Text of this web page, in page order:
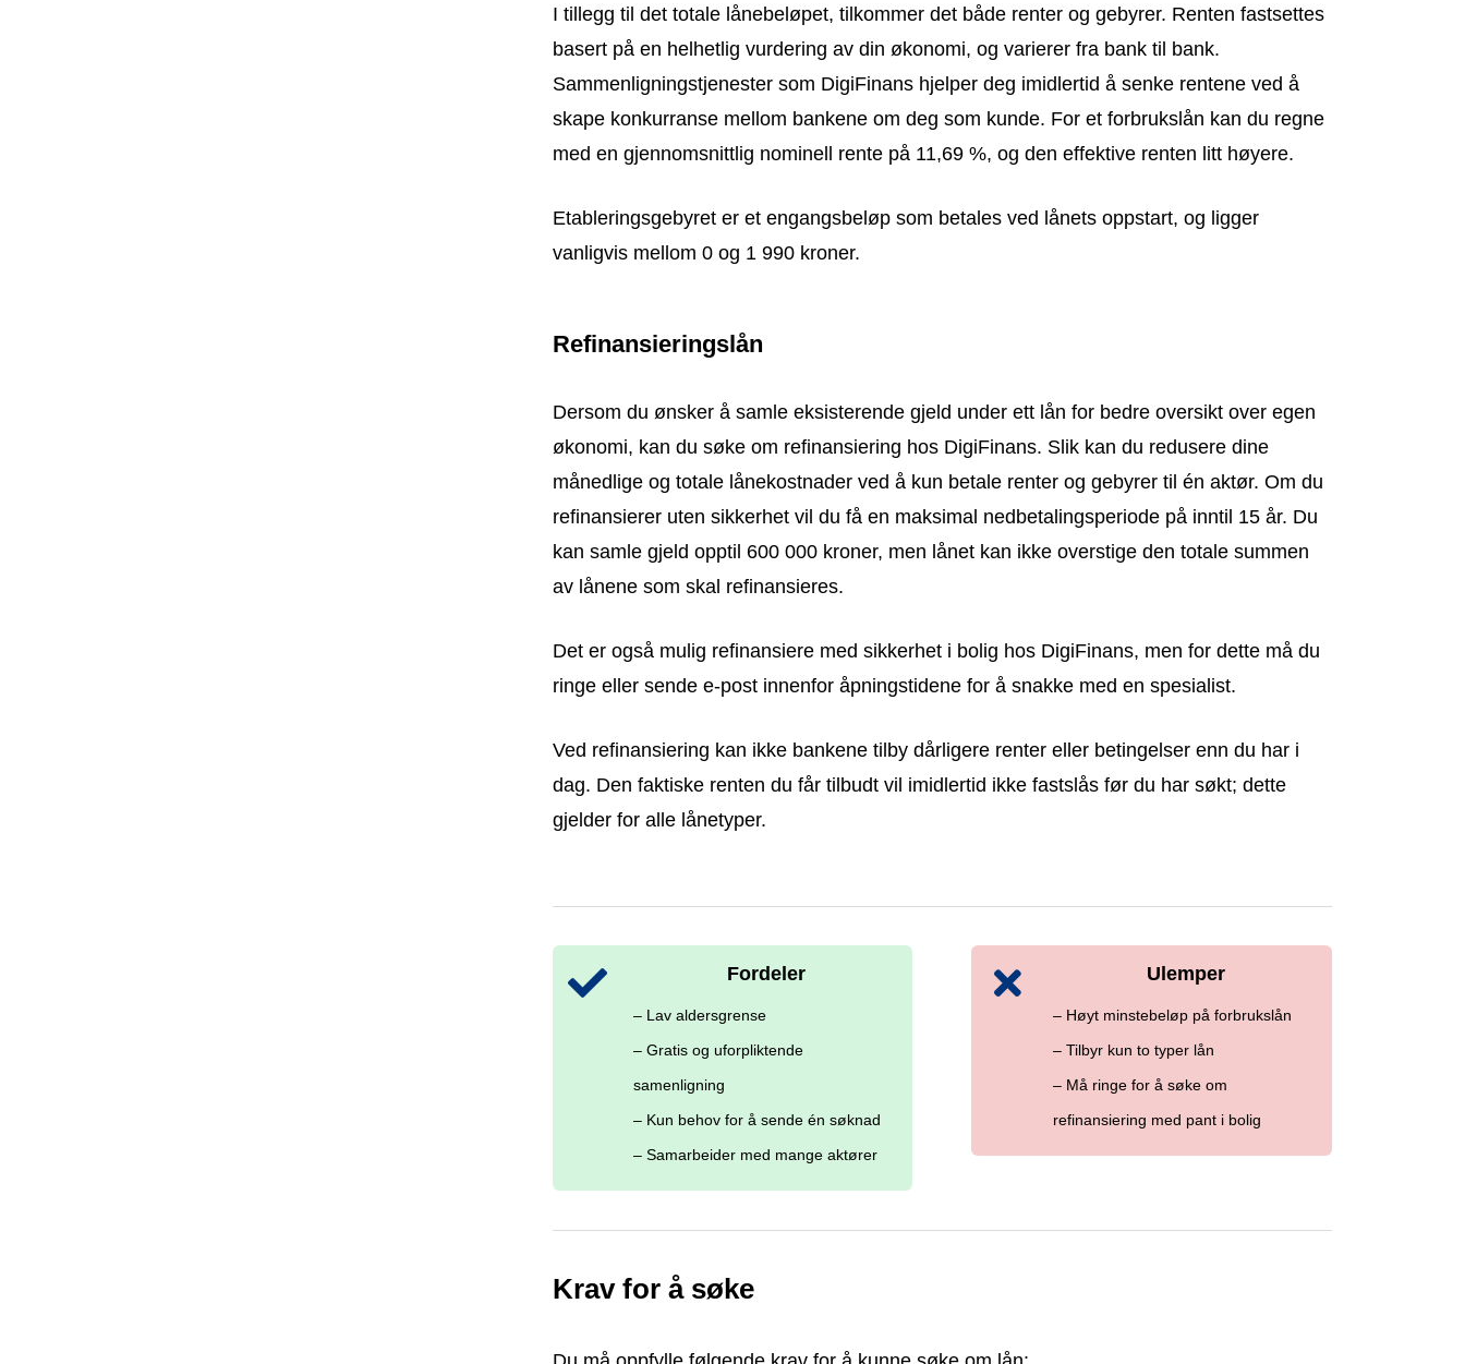
I tillegg til det totale lånebeløpet, tilkommer det både renter og gebyrer. Renten fastsettes
basert på en helhetlig vurdering av din økonomi, og varierer fra bank til bank.
Sammenligningstjenester som DigiFinans hjelper deg imidlertid å senke rentene ved å
skape konkurranse mellom bankene om deg som kunde. For et forbrukslån kan du regne
med en gjennomsnittlig nominell rente på 11,69 %, og den effektive renten litt høyere.
Etableringsgebyret er et engangsbeløp som betales ved lånets oppstart, og ligger
vanligvis mellom 0 og 1 990 kroner.
Refinansieringslån
Dersom du ønsker å samle eksisterende gjeld under ett lån for bedre oversikt over egen
økonomi, kan du søke om refinansiering hos DigiFinans. Slik kan du redusere dine
månedlige og totale lånekostnader ved å kun betale renter og gebyrer til én aktør. Om du
refinansierer uten sikkerhet vil du få en maksimal nedbetalingsperiode på inntil 15 år. Du
kan samle gjeld opptil 600 000 kroner, men lånet kan ikke overstige den totale summen
av lånene som skal refinansieres.
Det er også mulig refinansiere med sikkerhet i bolig hos DigiFinans, men for dette må du
ringe eller sende e-post innenfor åpningstidene for å snakke med en spesialist.
Ved refinansiering kan ikke bankene tilby dårligere renter eller betingelser enn du har i
dag. Den faktiske renten du får tilbudt vil imidlertid ikke fastslås før du har søkt; dette
gjelder for alle lånetyper.
Fordeler
– Lav aldersgrense
– Gratis og uforpliktende
samenligning
– Kun behov for å sende én søknad
– Samarbeider med mange aktører
Ulemper
– Høyt minstebeløp på forbrukslån
– Tilbyr kun to typer lån
– Må ringe for å søke om
refinansiering med pant i bolig
Krav for å søke